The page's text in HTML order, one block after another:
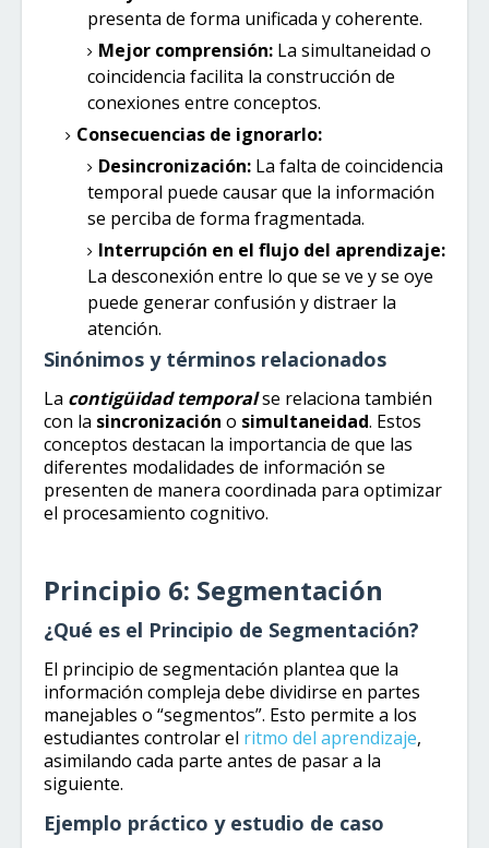
presenta de forma unificada y coherente.
Mejor comprensión: La simultaneidad o
coincidencia facilita la construcción de
conexiones entre conceptos.
Consecuencias de ignorarlo:
Desincronización: La falta de coincidencia
temporal puede causar que la información
se perciba de forma fragmentada.
Interrupción en el flujo del aprendizaje:
La desconexión entre lo que se ve y se oye
puede generar confusión y distraer la
atención.
Sinónimos y términos relacionados
La contigüidad temporalse relaciona también
con la sincronización o simultaneidad. Estos
conceptos destacan la importancia de que las
diferentes modalidades de información se
presenten de manera coordinada para optimizar
el procesamiento cognitivo.
Principio 6: Segmentación
¿Qué es el Principio de Segmentación?
El principio de segmentación plantea que la
información compleja debe dividirse en partes
manejables o “segmentos”. Esto permite a los
estudiantes controlar el ritmo del aprendizaje,
asimilando cada parte antes de pasar a la
siguiente.
Ejemplo práctico y estudio de caso